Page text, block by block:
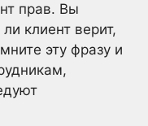
прав. Вы
клиент верит,
эту фразу и